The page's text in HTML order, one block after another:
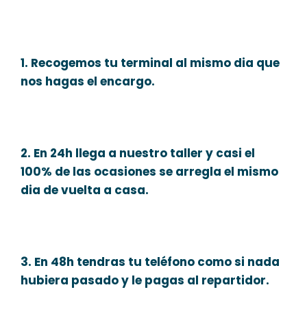
1. Recogemos tu terminal al mismo dia que
nos hagas el encargo.
2. En 24h llega a nuestro taller y casi el
100% de las ocasiones se arregla el mismo
dia de vuelta a casa.
3. En 48h tendras tu teléfono como si nada
hubiera pasado y le pagas al repartidor.